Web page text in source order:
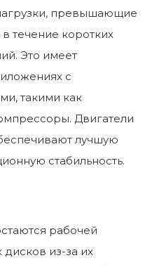
превышающие
течение коротких
Это имеет
с
такими как
Двигатели
лучшую
стабильность.
рабочей
из-за их